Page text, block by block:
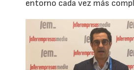
entorno cada vez más